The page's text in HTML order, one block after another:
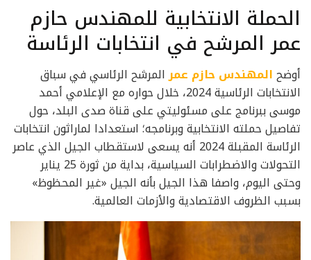
الحملة الانتخابية للمهندس حازم
عمر المرشح في انتخابات الرئاسة
أوضحالمهندس حازم عمرالمرشح الرئاسي في سباق
الانتخابات الرئاسية 2024، خلال حواره مع الإعلامي أحمد
موسى ببرنامج على مسئوليتي على قناة صدى البلد، حول
تفاصيل حملته الانتخابية وبرنامجه؛ استعدادا لماراثون انتخابات
الرئاسة المقبلة 2024 أنه يسعى لاستقطاب الجيل الذي عاصر
التحولات والاضطرابات السياسية، بداية من ثورة 25 يناير
وحتى اليوم، واصفا هذا الجيل بأنه الجيل «غير المحظوظ»
بسبب الظروف الاقتصادية والأزمات العالمية.